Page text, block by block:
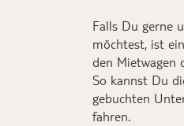
Falls Du gerne
möchtest, ist
den Mietwagen
So kannst Du
gebuchten
fahren.